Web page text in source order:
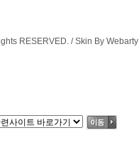
RESERVED. / Skin By Webarty